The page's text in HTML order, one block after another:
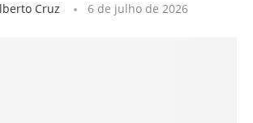
Cruz 6 de julho de 2026